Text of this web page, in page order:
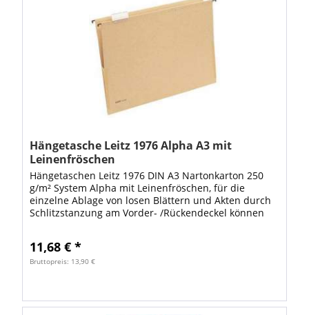
Hängetasche Leitz 1976 Alpha A3 mit
Leinenfröschen
Hängetaschen Leitz 1976 DIN A3 Nartonkarton 250
g/m² System Alpha mit Leinenfröschen, für die
einzelne Ablage von losen Blättern und Akten durch
Schlitzstanzung am Vorder- /Rückendeckel können
11,68 € *
Bruttopreis: 13,90 €